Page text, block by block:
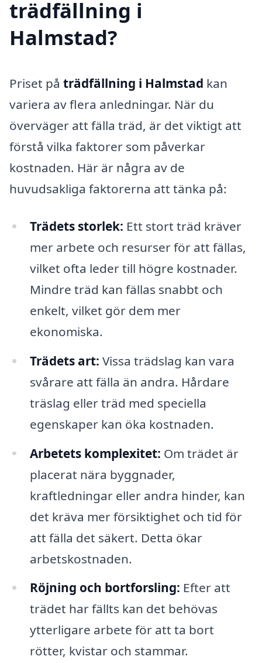
trädfällning i
Halmstad?
Priset på trädfällning i Halmstad kan
variera av flera anledningar. När du
överväger att fälla träd, är det viktigt att
förstå vilka faktorer som påverkar
kostnaden. Här är några av de
huvudsakliga faktorerna att tänka på:
Trädets storlek: Ett stort träd kräver
mer arbete och resurser för att fällas,
vilket ofta leder till högre kostnader.
Mindre träd kan fällas snabbt och
enkelt, vilket gör dem mer
ekonomiska.
Trädets art: Vissa trädslag kan vara
svårare att fälla än andra. Hårdare
träslag eller träd med speciella
egenskaper kan öka kostnaden.
Arbetets komplexitet: Om trädet är
placerat nära byggnader,
kraftledningar eller andra hinder, kan
det kräva mer försiktighet och tid för
att fälla det säkert. Detta ökar
arbetskostnaden.
Röjning och bortforsling: Efter att
trädet har fällts kan det behövas
ytterligare arbete för att ta bort
rötter, kvistar och stammar.